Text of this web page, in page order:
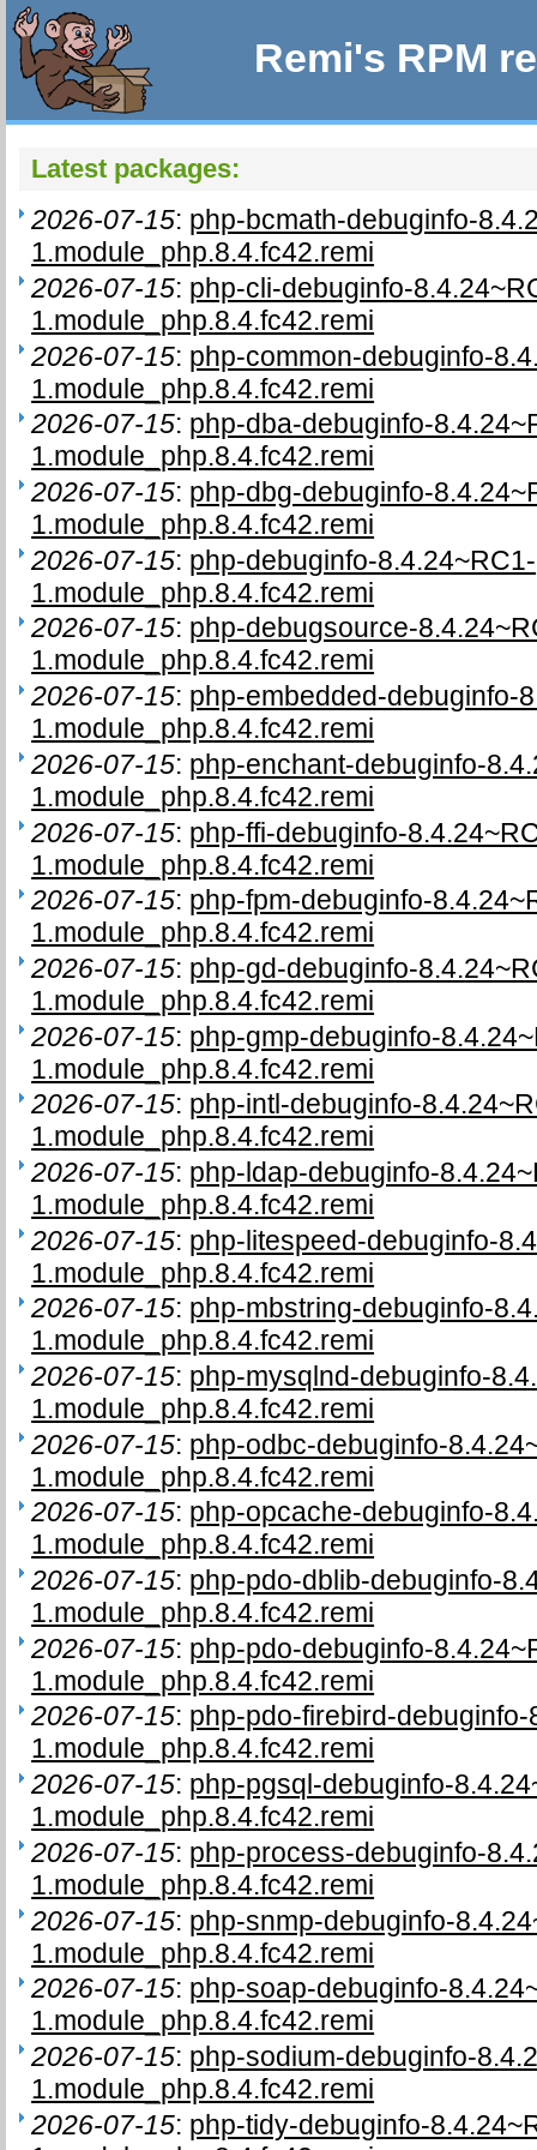
Remi's RPM
Latest packages:
2026-07-15: php-bcmath-debuginfo-
1.module_php.8.4.fc42.remi
2026-07-15: php-cli-debuginfo-
1.module_php.8.4.fc42.remi
2026-07-15: php-common-debuginfo-
1.module_php.8.4.fc42.remi
2026-07-15: php-dba-debuginfo-
1.module_php.8.4.fc42.remi
2026-07-15: php-dbg-debuginfo-
1.module_php.8.4.fc42.remi
2026-07-15: php-debuginfo-8.4.24~RC1-
1.module_php.8.4.fc42.remi
2026-07-15: php-debugsource-
1.module_php.8.4.fc42.remi
2026-07-15: php-embedded-debuginfo-
1.module_php.8.4.fc42.remi
2026-07-15: php-enchant-debuginfo-
1.module_php.8.4.fc42.remi
2026-07-15: php-ffi-debuginfo-
1.module_php.8.4.fc42.remi
2026-07-15: php-fpm-debuginfo-
1.module_php.8.4.fc42.remi
2026-07-15: php-gd-debuginfo-
1.module_php.8.4.fc42.remi
2026-07-15: php-gmp-debuginfo-
1.module_php.8.4.fc42.remi
2026-07-15: php-intl-debuginfo-
1.module_php.8.4.fc42.remi
2026-07-15: php-ldap-debuginfo-
1.module_php.8.4.fc42.remi
2026-07-15: php-litespeed-debuginfo-
1.module_php.8.4.fc42.remi
2026-07-15: php-mbstring-debuginfo-
1.module_php.8.4.fc42.remi
2026-07-15: php-mysqlnd-debuginfo-
1.module_php.8.4.fc42.remi
2026-07-15: php-odbc-debuginfo-
1.module_php.8.4.fc42.remi
2026-07-15: php-opcache-debuginfo-
1.module_php.8.4.fc42.remi
2026-07-15: php-pdo-dblib-debuginfo-
1.module_php.8.4.fc42.remi
2026-07-15: php-pdo-debuginfo-
1.module_php.8.4.fc42.remi
2026-07-15: php-pdo-firebird-
1.module_php.8.4.fc42.remi
2026-07-15: php-pgsql-debuginfo-
1.module_php.8.4.fc42.remi
2026-07-15: php-process-debuginfo-
1.module_php.8.4.fc42.remi
2026-07-15: php-snmp-debuginfo-
1.module_php.8.4.fc42.remi
2026-07-15: php-soap-debuginfo-
1.module_php.8.4.fc42.remi
2026-07-15: php-sodium-debuginfo-
1.module_php.8.4.fc42.remi
2026-07-15: php-tidy-debuginfo-